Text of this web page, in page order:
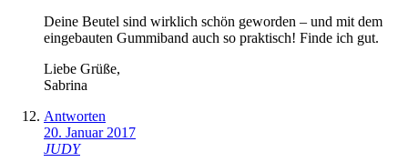
Deine Beutel sind wirklich schön geworden – und mit dem
eingebauten Gummiband auch so praktisch! Finde ich gut.
Liebe Grüße,
Sabrina
Antworten
20. Januar 2017
JUDY